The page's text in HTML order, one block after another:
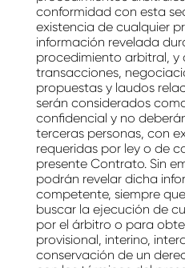
conformidad con esta
existencia de cualquier
información revelada
procedimiento arbitral, y
transacciones,
propuestas y laudos
serán considerados
confidencial y no
terceras personas, con
requeridas por ley o de
presente Contrato. Sin
podrán revelar dicha
competente, siempre
buscar la ejecución de
por el árbitro o para
provisional, interino,
conservación de un